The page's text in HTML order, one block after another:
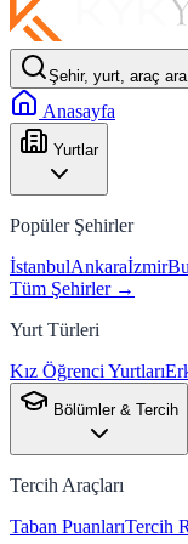
Şehir, yurt, araç
Anasayfa
Yurtlar
Popüler Şehirler
İstanbulAnkaraİzmir
Tüm Şehirler →
Yurt Türleri
Kız Öğrenci Yurtları
Bölümler & Tercih
Tercih Araçları
Taban PuanlarıTercih